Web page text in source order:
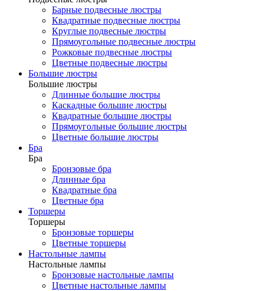
Барные подвесные люстры
Квадратные подвесные люстры
Круглые подвесные люстры
Прямоугольные подвесные люстры
Рожковые подвесные люстры
Цветные подвесные люстры
Большие люстры
Большие люстры
Длинные большие люстры
Каскадные большие люстры
Квадратные большие люстры
Прямоугольные большие люстры
Цветные большие люстры
Бра
Бра
Бронзовые бра
Длинные бра
Квадратные бра
Цветные бра
Торшеры
Торшеры
Бронзовые торшеры
Цветные торшеры
Настольные лампы
Настольные лампы
Бронзовые настольные лампы
Цветные настольные лампы